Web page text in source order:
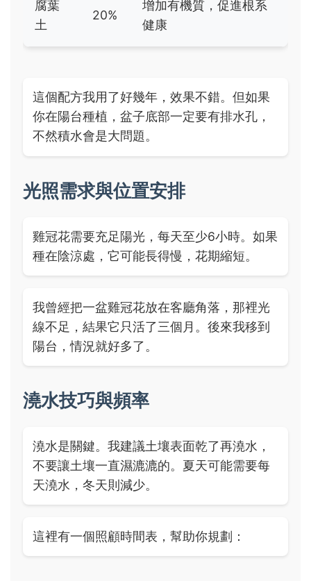
腐葉
土
20%
增加有機質，促進根系
健康
這個配方我用了好幾年，效果不錯。但如果
你在陽台種植，盆子底部一定要有排水孔，
不然積水會是大問題。
光照需求與位置安排
雞冠花需要充足陽光，每天至少6小時。如果
種在陰涼處，它可能長得慢，花期縮短。
我曾經把一盆雞冠花放在客廳角落，那裡光
線不足，結果它只活了三個月。後來我移到
陽台，情況就好多了。
澆水技巧與頻率
澆水是關鍵。我建議土壤表面乾了再澆水，
不要讓土壤一直濕漉漉的。夏天可能需要每
天澆水，冬天則減少。
這裡有一個照顧時間表，幫助你規劃：